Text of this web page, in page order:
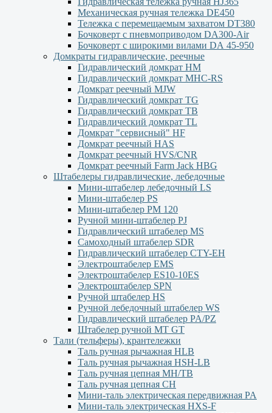
Механическая ручная тележка DE450
Тележка с перемещаемым захватом DT380
Бочковерт с пневмоприводом DA300-Air
Бочковерт с широкими вилами DА 45-950
Домкраты гидравлические, реечные
Гидравлический домкрат НМ
Гидравлический домкрат MHC-RS
Домкрат реечный MJW
Гидравлический домкрат TG
Гидравлический домкрат ТВ
Гидравлический домкрат TL
Домкрат "сервисный" НF
Домкрат реечный HAS
Домкрат реечный HVS/CNR
Домкрат реечный Farm Jack HBG
Штабелеры гидравлические, лебедочные
Мини-штабелер лебедочный LS
Мини-штабелер PS
Мини-штабелер РМ 120
Ручной мини-штабелер PJ
Гидравлический штабелер MS
Самоходный штабелер SDR
Гидравлический штабелер CTY-EH
Электроштабелер EMS
Электроштабелер ES10-10ES
Электроштабелер SPN
Ручной штабелер HS
Ручной лебедочный штабелер WS
Гидравлический штабелер PA/PZ
Штабелер ручной MT GT
Тали (тельферы), крантележки
Таль ручная рычажная HLB
Таль ручная рычажная HSH-LB
Таль ручная цепная MH/TB
Таль ручная цепная СН
Мини-таль электрическая передвижная PA
Мини-таль электрическая HXS-F